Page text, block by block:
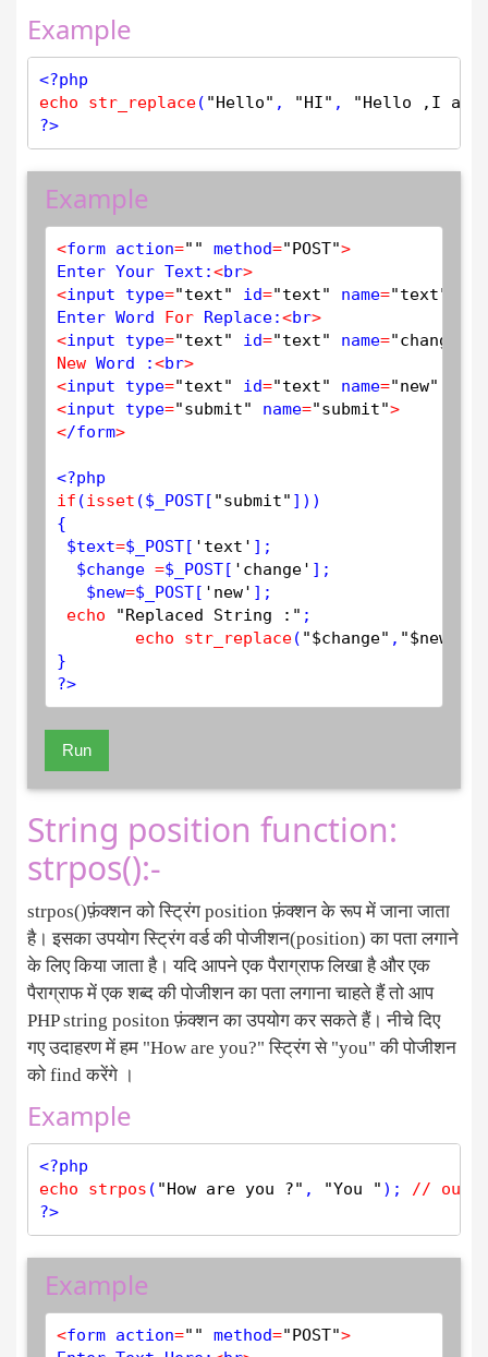
Example
<?php
echo
str_replace( "Hello" , "HI" ,
"Hello ,I am
?>
Example
<form action="" method="POST">
Enter Your Text:<br>
<input type="text" id="text" name="text"
Enter Word For Replace:<br>
<input type="text" id="text" name="change"
New Word :<br>
<input type="text" id="text" name="new"
<input type="submit" name="submit">
</form>
<?php
if (isset ($ _POST[ "submit" ]))
{
$text=$ _POST[ 'text' ];
$change =$ _POST[ 'change' ];
$new=$ _POST[ 'new' ];
echo
"Replaced String :" ;
echo
str_replace( "$change" , "$new"
?>
Run
String position function:
strpos():-
strpos()फ़ंक्शन को स्ट्रिंग position फ़ंक्शन के रूप में जाना जाता
है। इसका उपयोग स्ट्रिंग वर्ड की पोजीशन(position) का पता लगाने
के लिए किया जाता है। यदि आपने एक पैराग्राफ लिखा है और एक
पैराग्राफ में एक शब्द की पोजीशन का पता लगाना चाहते हैं तो आप
PHP string positon फ़ंक्शन का उपयोग कर सकते हैं। नीचे दिए
गए उदाहरण में हम "How are you?" स्ट्रिंग से "you" की पोजीशन
को find करेंगे ।
Example
<?php
echo
strpos ( "How are you ?" , "You " ); //
?>
Example
<form action="" method="POST">